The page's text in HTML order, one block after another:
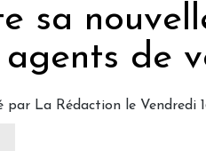
sa
de
par La Rédaction le Vendredi